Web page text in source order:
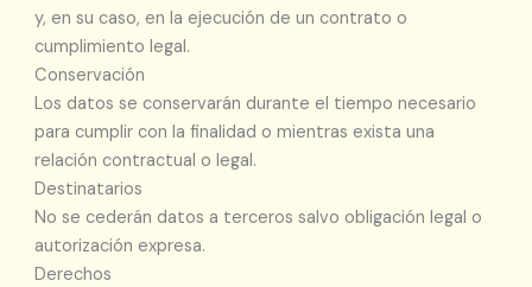
y, en su caso, en la ejecución de un contrato o
cumplimiento legal.
Conservación
Los datos se conservarán durante el tiempo necesario
para cumplir con la finalidad o mientras exista una
relación contractual o legal.
Destinatarios
No se cederán datos a terceros salvo obligación legal o
autorización expresa.
Derechos